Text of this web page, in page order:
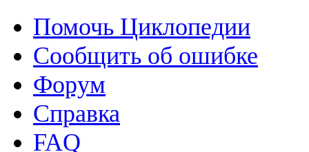
Помочь Циклопедии
Сообщить об ошибке
Форум
Справка
FAQ